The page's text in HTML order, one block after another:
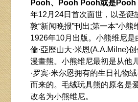
Pooh、Pooh Pooh或是Pooh
年12月24日首次面世，以圣诞
敦“新闻晚报”刊出;第一本“小熊
1926年10月出版。小熊维尼是
倫·亞歷山大·米恩(A.A.Milne)
漫畫熊。小熊维尼最初是从他
·罗宾·米尔恩拥有的生日礼物
而来的。毛绒玩具熊的原名是
改名为小熊维尼。